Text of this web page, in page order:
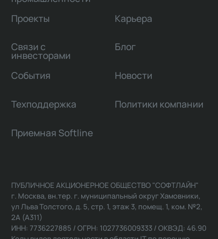
Проекты
Связи с
инвесторами
Карьера
Блог
События Новости
Техподдержка Политики компании
Приемная Softline
ПУБЛИЧНОЕ АКЦИОНЕРНОЕ ОБЩЕСТВО "СОФТЛАЙН"
г. Москва, вн.тер. г. муниципальный округ Хамовники,
ул Льва Толстого, д. 5, стр. 1, этаж 3, помещ. 1, ком. №2,
2А (А311)
ИНН: 7736227885 / ОГРН: 1027736009333 / ОКВЭД: 46.90